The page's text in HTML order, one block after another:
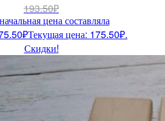
193.50₽
цена составляла
₽Текущая цена: 175.50₽.
Скидки!